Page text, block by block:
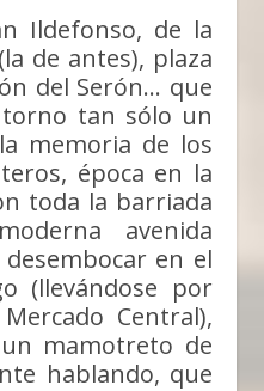
Ildefonso, de la
de antes), plaza
del Serón… que
tan sólo un
memoria de los
época en la
toda la barriada
avenida
en el
(llevándose por
Central),
mamotreto de
hablando, que